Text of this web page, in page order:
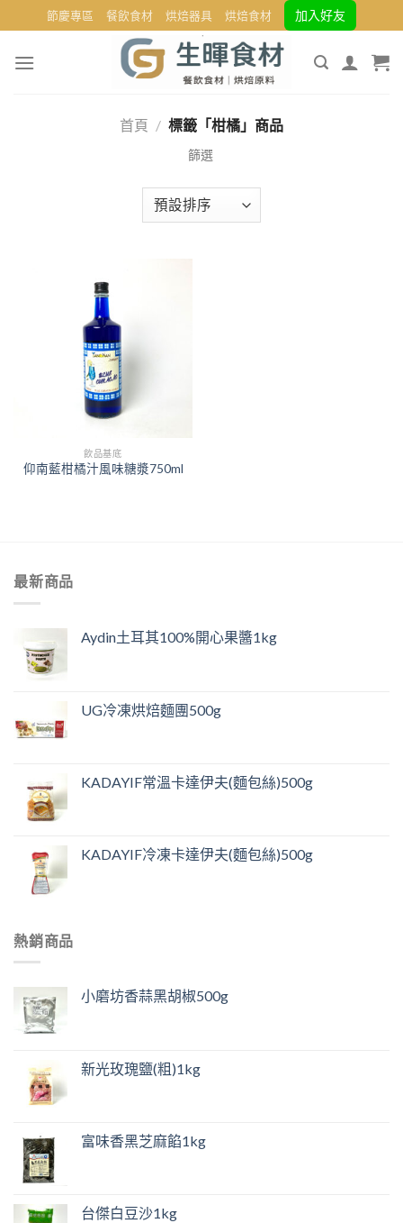
to
content
節慶專區 餐飲食材 烘焙器具 烘焙食材 加入好友
首頁 / 標籤「柑橘」商品
飲品基底
仰南藍柑橘汁風味糖漿750ml
最新商品
Aydin土耳其100%開心果醬1kg
UG冷凍烘焙麵團500g
KADAYIF常溫卡達伊夫(麵包絲)500g
KADAYIF冷凍卡達伊夫(麵包絲)500g
熱銷商品
小磨坊香蒜黑胡椒500g
新光玫瑰鹽(粗)1kg
富味香黑芝麻餡1kg
台傑白豆沙1kg